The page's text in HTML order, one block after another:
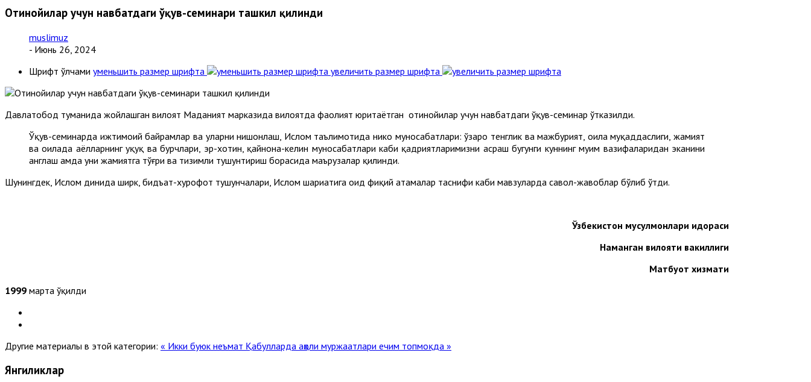
Отинойилар учун навбатдаги ўқув-семинари ташкил қилинди
muslimuz
- Июнь 26, 2024
Шрифт ўлчами уменьшить размер шрифта увеличить размер шрифта
Давлатобод туманида жойлашган вилоят Маданият марказида вилоятда фаолият юритаётган отинойилар учун навбатдаги ўқув-семинар ўтказилди.
Ўқув-семинарда ижтимоий байрамлар ва уларни нишонлаш, Ислом таълимотида никоҳ муносабатлари: ўзаро тенглик ва мажбурият, оила муқаддаслиги, жамият
ва оилада аёлларнинг ҳуқуқ ва бурчлари, эр-хотин, қайнона-келин муносабатлари каби қадриятларимизни асраш бугунги куннинг муҳим вазифаларидан эканини
англаш ҳамда уни жамиятга тўғри ва тизимли тушунтириш борасида маърузалар қилинди.
Шунингдек, Ислом динида ширк, бидъат-хурофот тушунчалари, Ислом шариатига оид фиқҳий атамалар таснифи каби мавзуларда савол-жавоблар бўлиб ўтди.
Ўзбекистон мусулмонлари идораси
Наманган вилояти вакиллиги
Матбуот хизмати
1999 марта ўқилди
Другие материалы в этой категории: « Икки буюк неъмат Қабулларда аҳоли муржаатлари ечим топмоқда »
Янгиликлар